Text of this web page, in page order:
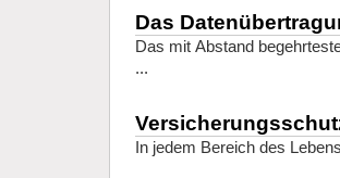
Das
Das mit Abstand
...
In jedem Bereich des